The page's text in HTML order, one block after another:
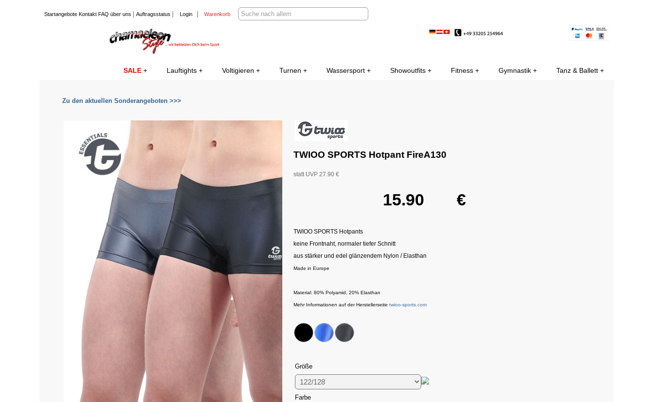
StartangeboteKontaktFAQ über uns Auftragsstatus Login Warenkorb
EE
SALE Lauftights Voltigieren Turnen Wassersport Showoutfits Fitness Gymnastik Tanz & Ballett
Zu den aktuellen Sonderangeboten >>>
TWIOO SPORTS Hotpant FireA130
statt UVP 27.90 €
€
TWIOO SPORTS Hotpants
keine Frontnaht, normaler tiefer Schnitt
aus stärker und edel glänzendem Nylon / Elasthan
Made in Europe
Material: 80% Polyamid, 20% Elasthan
Mehr Informationen auf der Herstellerseite twioo-sports.com
Größe
Farbe